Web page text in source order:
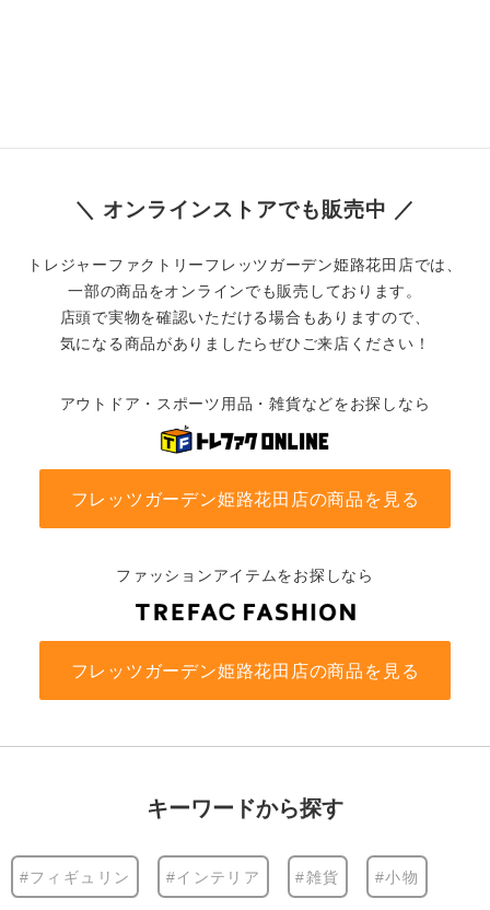
＼ オンラインストアでも販売中 ／
トレジャーファクトリーフレッツガーデン姫路花田店では、
一部の商品をオンラインでも販売しております。
店頭で実物を確認いただける場合もありますので、
気になる商品がありましたらぜひご来店ください！
アウトドア・スポーツ用品・雑貨などをお探しなら
フレッツガーデン姫路花田店の商品を見る
ファッションアイテムをお探しなら
フレッツガーデン姫路花田店の商品を見る
キーワードから探す
#フィギュリン #インテリア #雑貨 #小物